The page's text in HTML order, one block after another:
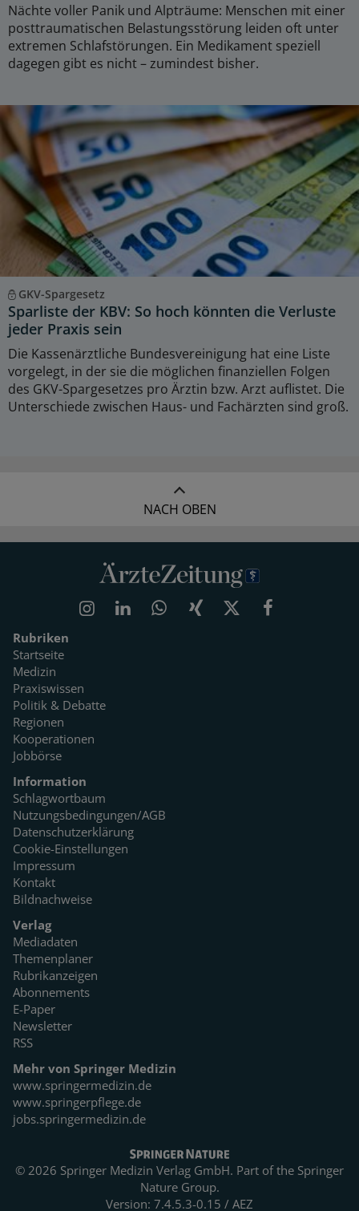
Nächte voller Panik und Alpträume: Menschen mit einer
posttraumatischen Belastungsstörung leiden oft unter
extremen Schlafstörungen. Ein Medikament speziell
dagegen gibt es nicht – zumindest bisher.
GKV-Spargesetz
Sparliste der KBV: So hoch könnten die Verluste
jeder Praxis sein
Die Kassenärztliche Bundesvereinigung hat eine Liste
vorgelegt, in der sie die möglichen finanziellen Folgen
des GKV-Spargesetzes pro Ärztin bzw. Arzt auflistet. Die
Unterschiede zwischen Haus- und Fachärzten sind groß.
NACH OBEN
Rubriken
Startseite
Medizin
Praxiswissen
Politik & Debatte
Regionen
Kooperationen
Jobbörse
Information
Schlagwortbaum
Nutzungsbedingungen/AGB
Datenschutzerklärung
Cookie-Einstellungen
Impressum
Kontakt
Bildnachweise
Verlag
Mediadaten
Themenplaner
Rubrikanzeigen
Abonnements
E-Paper
Newsletter
RSS
Mehr von Springer Medizin
www.springermedizin.de
www.springerpflege.de
jobs.springermedizin.de
© 2026 Springer Medizin Verlag GmbH. Part of the Springer
Nature Group.
Version: 7.4.5.3-0.15 / AEZ